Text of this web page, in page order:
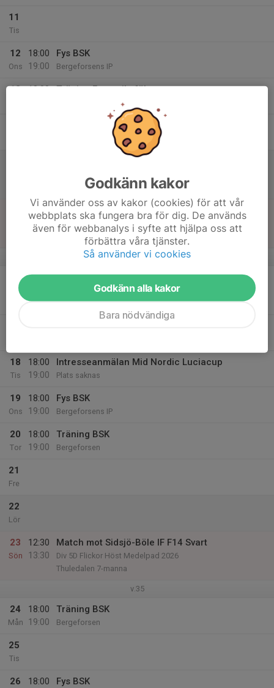
11
Tis
12
Ons
18:00
19:00
Fys BSK
Bergeforsens IP
13
18:00
Träning Fagerviksfältet
Match mot Selånger SK Fotboll F14 Röd
Div 5D Flickor Höst Medelpad 2026
Timrå Fotbollshall
18:00
20:00
Match mot Selånger SK F15 3
Div 5C Flickor Höst Medelpad 2026
Äppellunda IP
v.34
Mån
17:30
Match mot Heffnersklubbans BK F -14
Div 5C Flickor Höst Medelpad 2026
Dealbooster Arena 2A Halvplan
18
Tis
18:00
19:00
Intresseanmälan Mid Nordic Luciacup
Plats saknas
19
Ons
18:00
19:00
Fys BSK
Bergeforsens IP
20
Tor
18:00
19:00
Träning BSK
Bergeforsen
21
Fre
22
Lör
23
Sön
12:30
13:30
Match mot Sidsjö-Böle IF F14 Svart
Div 5D Flickor Höst Medelpad 2026
Thuledalen 7-manna
v.35
24
Mån
18:00
19:00
Träning BSK
Bergeforsen
25
Tis
26
18:00
Fys BSK
Godkänn kakor
Vi använder oss av kakor (cookies) för att vår
webbplats ska fungera bra för dig. De används
även för webbanalys i syfte att hjälpa oss att
förbättra våra tjänster.
Så använder vi cookies
Godkänn alla kakor
Bara nödvändiga